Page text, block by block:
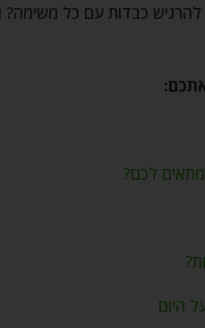
להרגיש כבדות עם כל
אתכם:
לכם?
היום